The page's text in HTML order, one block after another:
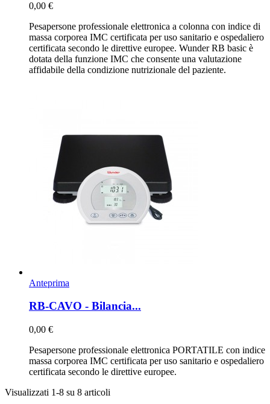
0,00 €
Pesapersone professionale elettronica a colonna con indice di
massa corporea IMC certificata per uso sanitario e ospedaliero
certificata secondo le direttive europee. Wunder RB basic è
dotata della funzione IMC che consente una valutazione
affidabile della condizione nutrizionale del paziente.
Anteprima
RB-CAVO - Bilancia...
0,00 €
Pesapersone professionale elettronica PORTATILE con indice
massa corporea IMC certificata per uso sanitario e ospedaliero
certificata secondo le direttive europee.
Visualizzati 1-8 su 8 articoli